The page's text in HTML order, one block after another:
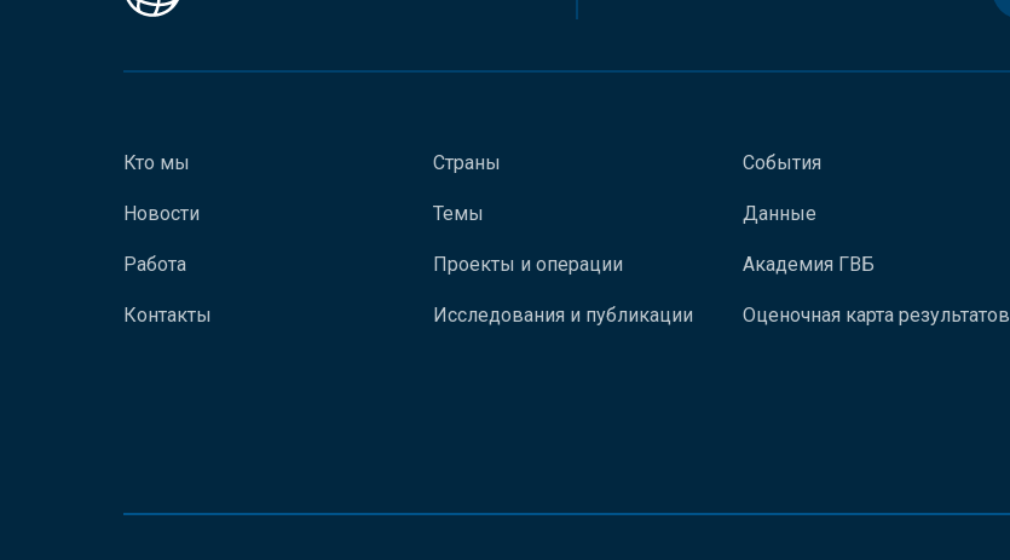
Кто мы
Новости
Работа
Контакты
Страны
Темы
Проекты и операции
Исследования и публикации
События
Данные
Академия ГВБ
Оценочная карта результатов